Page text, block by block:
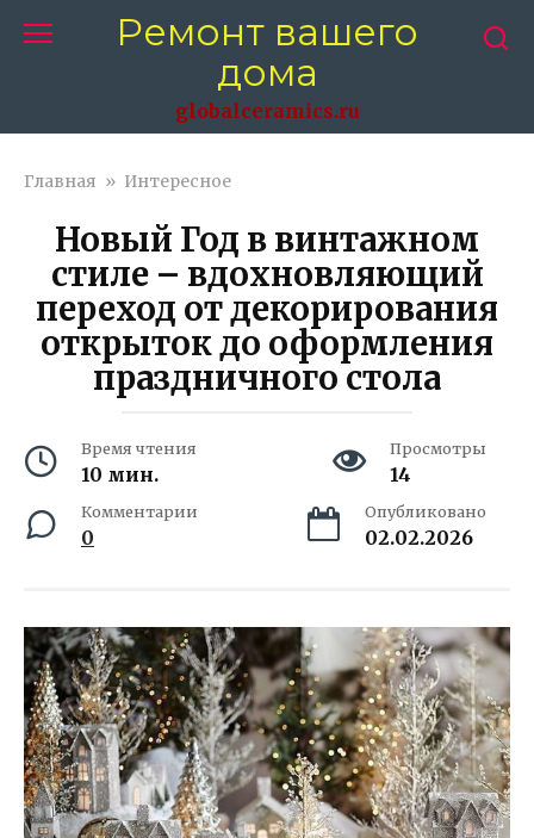
Ремонт вашего
дома
globalceramics.ru
Главная » Интересное
Новый Год в винтажном
стиле – вдохновляющий
переход от декорирования
открыток до оформления
праздничного стола
Время чтения
10 мин.
Просмотры
14
Комментарии
0
Опубликовано
02.02.2026